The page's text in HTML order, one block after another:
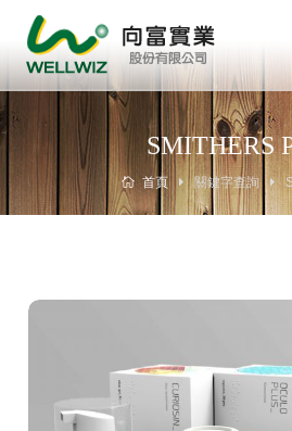
SMITHERS
首頁 關鍵字查詢